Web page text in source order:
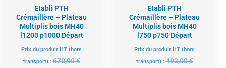
Etabli PTH
Crémaillère – Plateau
Multiplis bois MH40
l1200 p1000 Départ
Prix du produit HT (hors
transport) :670,00€
Etabli PTH
Crémaillère – Plateau
Multiplis bois MH40
l750 p750 Départ
Prix du produit HT (hors
transport) :493,00€